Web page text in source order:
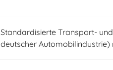
Standardisierte Transport-
deutscher